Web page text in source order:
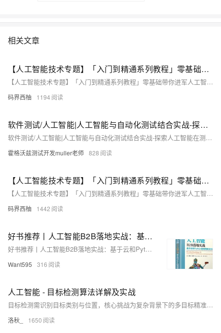
相关文章
【人工智能技术专题】「入门到精通系列教程」零基础带你进军人工智能领域的全流程技术体系和实战指南（NLP自然语言处理概念介绍）
【人工智能技术专题】「入门到精通系列教程」零基础带你进军人工智能领域的全流程技术体系和实战指南（NLP自然语言处理概念介绍）
码界西柚 1194
软件测试/人工智能|人工智能与自动化测试结合实战-探索人工智能在测试领域中的应用
软件测试/人工智能|人工智能与自动化测试结合实战-探索人工智能在测试领域中的应用
霍格沃兹测试开发muller老师 828
【人工智能技术专题】「入门到精通系列教程」零基础带你进军人工智能领域的全流程技术体系和实战指南（LLM、AGI和AIGC都是什么）（一）
【人工智能技术专题】「入门到精通系列教程」零基础带你进军人工智能领域的全流程技术体系和实战指南（LLM、AGI和AIGC都是什么）
码界西柚 1442
好书推荐丨人工智能B2B落地实战：基于云和Python的商用解决方案
好书推荐丨人工智能B2B落地实战：基于云和Python的商用解决方案
Want595 316
人工智能 - 目标检测算法详解及实战
目标检测需识别目标类别与位置，核心挑战为复杂背景下的多目标精准快速检测。算法分两步：目标提取（滑动窗口或区域提议）和分类（常用CNN）。IoU衡量预测与真实框重叠度，越接近1，检测越准。主流算法包括R-CNN系列（R-CNN, Fast R-CNN, Faster R-CNN），YOLO系列，SSD，各具特色，如Faster R-CNN高效候选区生成与检测，YOLO适用于实时应用。应用场景丰富，如自动驾驶行人车辆检测，安防监控，智能零售商品识别等。实现涉及数据准备、模型训练（示例YOLOv3）、评估（Precision, Recall, mAP）及测试。
洛秋_ 1650